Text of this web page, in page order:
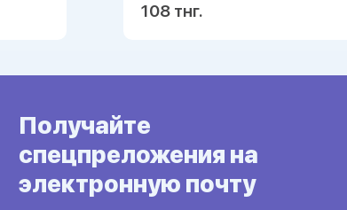
108 тнг.
Получайте
спецпреложения на
электронную почту